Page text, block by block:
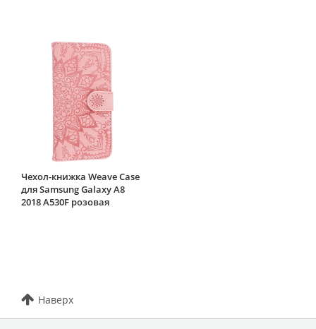
Чехол-книжка Weave Case
для Samsung Galaxy A8
2018 A530F розовая
Наверх